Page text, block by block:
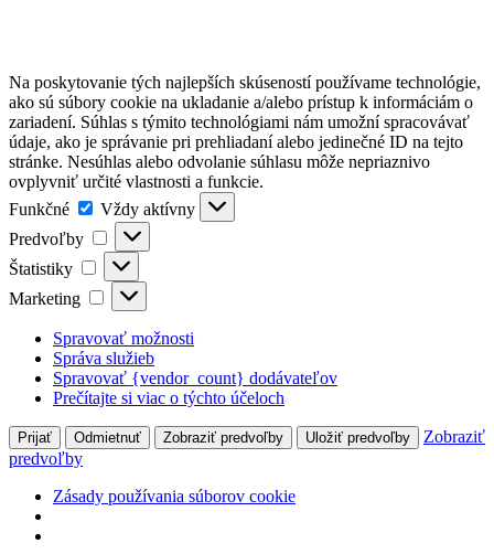
Na poskytovanie tých najlepších skúseností používame technológie,
ako sú súbory cookie na ukladanie a/alebo prístup k informáciám o
zariadení. Súhlas s týmito technológiami nám umožní spracovávať
údaje, ako je správanie pri prehliadaní alebo jedinečné ID na tejto
stránke. Nesúhlas alebo odvolanie súhlasu môže nepriaznivo
ovplyvniť určité vlastnosti a funkcie.
Funkčné
Funkčné
Vždy aktívny
Predvoľby
Predvoľby
Štatistiky Štatistiky
Marketing Marketing
Spravovať možnosti
Správa služieb
Spravovať {vendor_count} dodávateľov
Prečítajte si viac o týchto účeloch
Prijať Odmietnuť Zobraziť predvoľby Uložiť predvoľby
Zobraziť
predvoľby
Zásady používania súborov cookie